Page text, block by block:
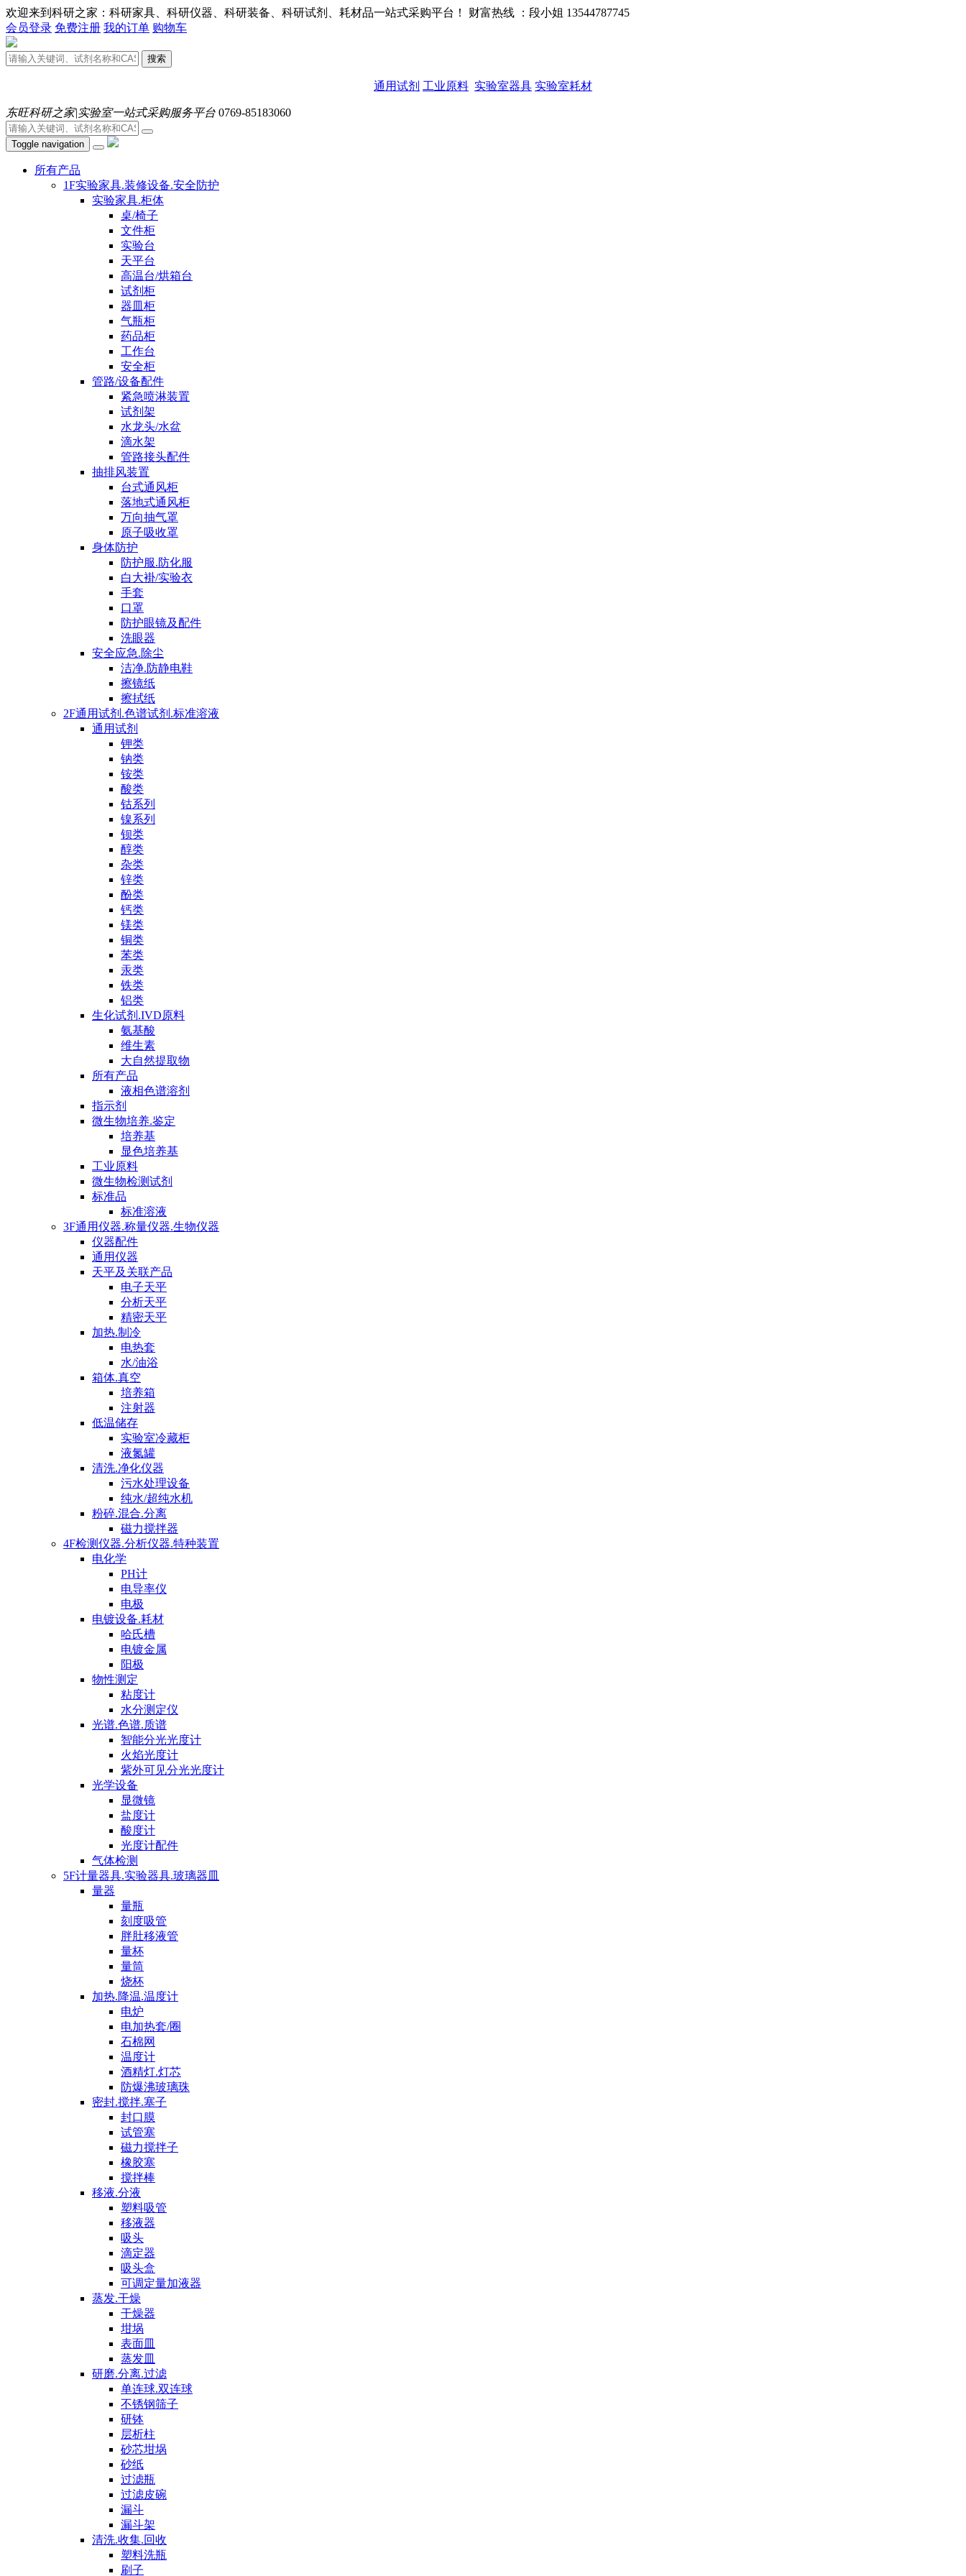
欢迎来到科研之家：科研家具、科研仪器、科研装备、科研试剂、耗材品一站式采购平台！ 财富热线 ：段小姐 13544787745
会员登录 免费注册 我的订单 购物车
搜索
通用试剂 工业原料 实验室器具 实验室耗材
东旺科研之家|实验室一站式采购服务平台 0769-85183060
Toggle navigation
所有产品
1F实验家具.装修设备.安全防护
实验家具.柜体
桌/椅子
文件柜
实验台
天平台
高温台/烘箱台
试剂柜
器皿柜
气瓶柜
药品柜
工作台
安全柜
管路/设备配件
紧急喷淋装置
试剂架
水龙头/水盆
滴水架
管路接头配件
抽排风装置
台式通风柜
落地式通风柜
万向抽气罩
原子吸收罩
身体防护
防护服.防化服
白大褂/实验衣
手套
口罩
防护眼镜及配件
洗眼器
安全应急.除尘
洁净.防静电鞋
擦镜纸
擦拭纸
2F通用试剂.色谱试剂.标准溶液
通用试剂
钾类
钠类
铵类
酸类
钴系列
镍系列
钡类
醇类
杂类
锌类
酚类
钙类
镁类
铜类
苯类
汞类
铁类
铝类
生化试剂.IVD原料
氨基酸
维生素
大自然提取物
所有产品
液相色谱溶剂
指示剂
微生物培养.鉴定
培养基
显色培养基
工业原料
微生物检测试剂
标准品
标准溶液
3F通用仪器.称量仪器.生物仪器
仪器配件
通用仪器
天平及关联产品
电子天平
分析天平
精密天平
加热.制冷
电热套
水/油浴
箱体.真空
培养箱
注射器
低温储存
实验室冷藏柜
液氮罐
清洗.净化仪器
污水处理设备
纯水/超纯水机
粉碎.混合.分离
磁力搅拌器
4F检测仪器.分析仪器.特种装置
电化学
PH计
电导率仪
电极
电镀设备.耗材
哈氏槽
电镀金属
阳极
物性测定
粘度计
水分测定仪
光谱.色谱.质谱
智能分光光度计
火焰光度计
紫外可见分光光度计
光学设备
显微镜
盐度计
酸度计
光度计配件
气体检测
5F计量器具.实验器具.玻璃器皿
量器
量瓶
刻度吸管
胖肚移液管
量杯
量筒
烧杯
加热.降温.温度计
电炉
电加热套/圈
石棉网
温度计
酒精灯.灯芯
防爆沸玻璃珠
密封.搅拌.塞子
封口膜
试管塞
磁力搅拌子
橡胶塞
搅拌棒
移液.分液
塑料吸管
移液器
吸头
滴定器
吸头盒
可调定量加液器
蒸发.干燥
干燥器
坩埚
表面皿
蒸发皿
研磨.分离.过滤
单连球.双连球
不锈钢筛子
研钵
层析柱
砂芯坩埚
砂纸
过滤瓶
过滤皮碗
漏斗
漏斗架
清洗.收集.回收
塑料洗瓶
刷子